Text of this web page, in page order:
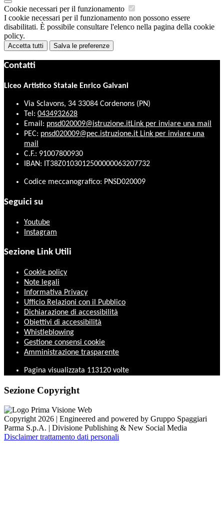
Cookie necessari per il funzionamento
I cookie necessari per il funzionamento non possono essere
disabilitati. È possibile consultare l'elenco nella pagina della cookie
policy.
Accetta tutti Salva le preferenze
Contatti
Liceo Artistico Statale Enrico Galvani
Via Sclavons, 34 33084 Cordenons (PN)
Tel: 0434932628
Email: pnsd020009@istruzione.itLink per inviare una mail
PEC: pnsd020009@pec.istruzione.it Link per inviare una
mail
C.F.: 91007800930
IBAN: IT38Z0103012500000063207732
Codice meccanografico: PNSD020009
Seguici su
Youtube
Instagram
Sezione Link Utili
Cookie policy
Note legali
Informativa Privacy
Ufficio Relazioni con il Pubblico
Dichiarazione di accessibilità
Obiettivi di accessibilità
Whistleblowing
Gestione consensi cookie
Amministrazione trasparente
Pagina visualizzata 113120 volte
Sezione Copyright
Copyright 2026 | Engineered and powered by Gruppo Spaggiari
Parma S.p.A. | Divisione Publishing & New Social Media
Disclaimer trattamento dati personali